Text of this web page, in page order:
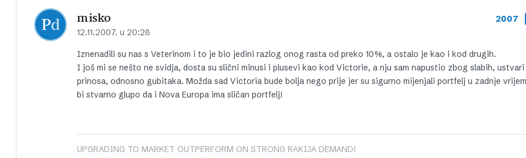
misko
12.11.2007. u 20:28
2007
Iznenadili su nas s Veterinom i to je bio jedini razlog onog rasta od preko 10%, a ostalo je kao i kod drugih.
I još mi se nešto ne svidja, dosta su slični minusi i plusevi kao kod Victorie, a nju sam napustio zbog slabih,
prinosa, odnosno gubitaka. Možda sad Victoria bude bolja nego prije jer su sigurno mijenjali portfelj u zadnje
bi stvarno glupo da i Nova Europa ima sličan portfelj!
UPGRADING TO MARKET OUTPERFORM ON STRONG RAKIJA DEMAND!